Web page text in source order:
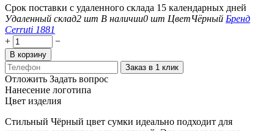
Срок поставки с удаленного склада 15 календарных дней
Удаленный склад2 шт В наличии0 шт ЦветЧёрный Бренд
Cerruti 1881
+
−
В корзину
Заказ в 1 клик
Отложить Задать вопрос
Нанесение логотипа
Цвет изделия
Стильный Чёрный цвет сумки идеально подходит для